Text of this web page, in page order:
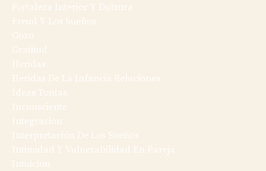
Fortaleza Interior Y Dulzura
Freud Y Los Sueños
Gozo
Gratitud
Heridas
Heridas De La Infancia Relaciones
Ideas Tontas
Inconsciente
Integracion
Interpretación De Los Sueños
Intimidad Y Vulnerabilidad En Pareja
Intuicion